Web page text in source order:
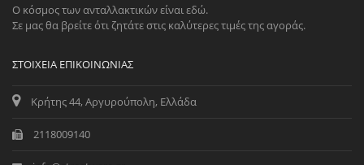
Ο κόσμος των ανταλλακτικών είναι εδώ.
Σε μας θα βρείτε ότι ζητάτε στις καλύτερες τιμές της αγοράς.
ΣΤΟΙΧΕΊΑ ΕΠΙΚΟΙΝΩΝΊΑΣ
Κρήτης 44, Αργυρούπολη, Ελλάδα
2118009140